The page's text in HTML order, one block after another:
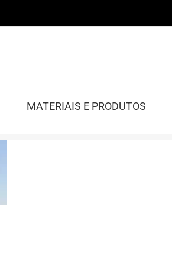
MATERIAIS E PRODUTOS